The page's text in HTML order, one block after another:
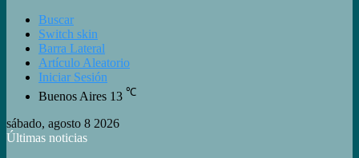
Buscar
Switch skin
Barra Lateral
Artículo Aleatorio
Iniciar Sesión
Buenos Aires 13 ℃
sábado, agosto 8 2026
Últimas noticias